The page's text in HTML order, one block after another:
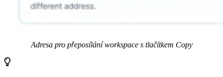
Adresa pro přeposílání workspace s tlačítkem Copy